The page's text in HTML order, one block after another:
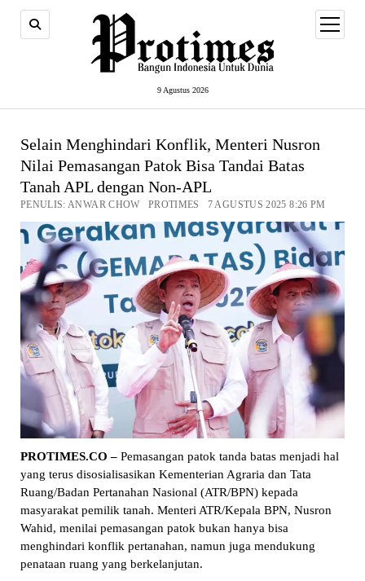
9 Agustus 2026
open
menu
Selain Menghindari Konflik, Menteri Nusron
Nilai Pemasangan Patok Bisa Tandai Batas
Tanah APL dengan Non-APL
PENULIS: ANWAR CHOW PROTIMES 7 AGUSTUS 2025 8:26 PM
PROTIMES.CO –Pemasangan patok tanda batas menjadi hal
yang terus disosialisasikan Kementerian Agraria dan Tata
Ruang/Badan Pertanahan Nasional (ATR/BPN) kepada
masyarakat pemilik tanah. Menteri ATR/Kepala BPN, Nusron
Wahid, menilai pemasangan patok bukan hanya bisa
menghindari konflik pertanahan, namun juga mendukung
penataan ruang yang berkelanjutan.